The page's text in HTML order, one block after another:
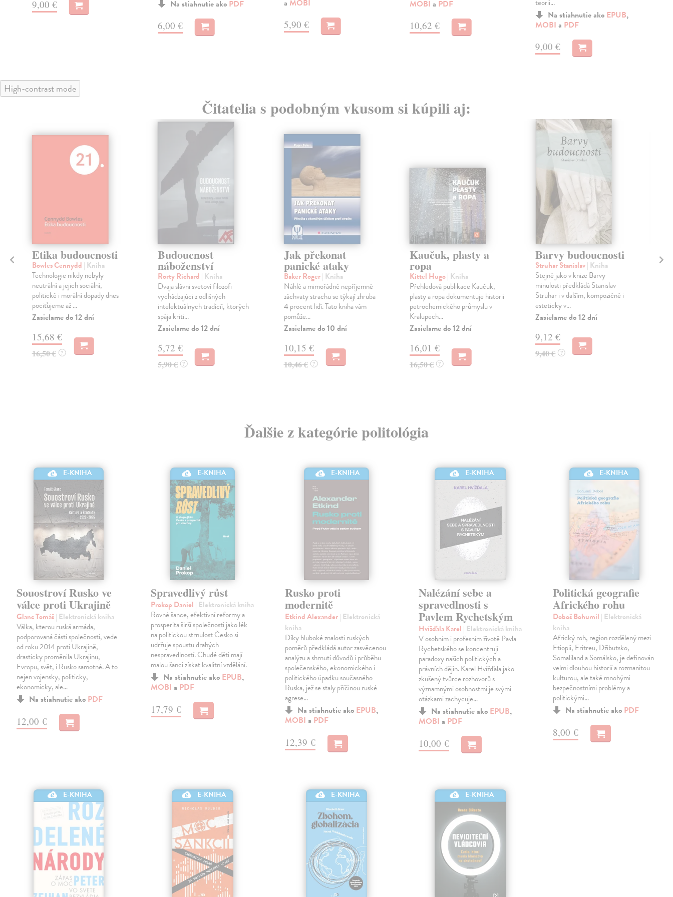
9,00 € Na stiahnutie ako PDF
6,00 €
a MOBI
5,90 €
MOBI a PDF
10,62 €
teorii...
Na stiahnutie ako EPUB,
MOBI a PDF
9,00 €
High-contrast mode
Čitatelia s podobným vkusom si kúpili aj:
Etika budoucnosti
Bowles Cennydd | Kniha
Technologie nikdy nebyly
neutrální a jejich sociální,
politické i morální dopady dnes
pociťujeme až ...
Zasielame do 12 dní
15,68 €
16,50 € ?
Budoucnost
náboženství
Rorty Richard | Kniha
Dvaja slávni svetoví filozofi
vychádzajúci z odlišných
intelektuálnych tradícií, ktorých
spája kriti...
Zasielame do 12 dní
5,72 €
5,90 € ?
Jak překonat
panické ataky
Baker Roger| Kniha
Náhlé a mimořádně nepříjemné
záchvaty strachu se týkají zhruba
4 procent lidí. Tato kniha vám
pomůže...
Zasielame do 10 dní
10,15 €
10,46 € ?
Kaučuk, plasty a
ropa
Kittel Hugo| Kniha
Přehledová publikace Kaučuk,
plasty a ropa dokumentuje historii
petrochemického průmyslu v
Kralupech...
Zasielame do 12 dní
16,01 €
16,50 € ?
Barvy budoucnosti
Struhar Stanislav| Kniha
Stejně jako v knize Barvy
minulosti předkládá Stanislav
Struhar i v dalším, kompozičně i
esteticky v...
Zasielame do 12 dní
9,12 €
9,40 € ?
Ďalšie z kategórie politológia
E-KNIHA
Souostroví Rusko ve
válce proti Ukrajině
Glanc Tomáš| Elektronická kniha
Válka, kterou ruská armáda,
podporovaná částí společnosti, vede
od roku 2014 proti Ukrajině,
drasticky proměnila Ukrajinu,
Evropu, svět, i Rusko samotné. A to
nejen vojensky, politicky,
ekonomicky, ale…
Na stiahnutie ako PDF
12,00 €
E-KNIHA
Spravedlivý růst
Prokop Daniel | Elektronická kniha
Rovné šance, efektivní reformy a
prosperita širší společnosti jako lék
na politickou strnulost Česko si
udržuje spoustu drahých
nespravedlností. Chudé děti mají
malou šanci získat kvalitní vzdělání.
Na stiahnutie ako EPUB,
MOBI a PDF
17,79 €
E-KNIHA
Rusko proti
modernitě
Etkind Alexander| Elektronická
kniha
Díky hluboké znalosti ruských
poměrů předkládá autor zasvěcenou
analýzu a shrnutí důvodů i průběhu
společenského, ekonomického i
politického úpadku současného
Ruska, jež se staly příčinou ruské
agrese…
Na stiahnutie ako EPUB,
MOBI a PDF
12,39 €
E-KNIHA
Nalézání sebe a
spravedlnosti s
Pavlem Rychetským
Hvížďala Karel | Elektronická kniha
V osobním i profesním životě Pavla
Rychetského se koncentrují
paradoxy našich politických a
právních dějin. Karel Hvížďala jako
zkušený tvůrce rozhovorů s
významnými osobnostmi je svými
otázkami zachycuje…
Na stiahnutie ako EPUB,
MOBI a PDF
10,00 €
E-KNIHA
Politická geografie
Afrického rohu
Doboš Bohumil | Elektronická
kniha
Africký roh, region rozdělený mezi
Etiopii, Eritreu, Džibutsko,
Somaliland a Somálsko, je definován
velmi dlouhou historií a rozmanitou
kulturou, ale také mnohými
bezpečnostními problémy a
politickými…
Na stiahnutie ako PDF
8,00 €
E-KNIHA E-KNIHA E-KNIHA E-KNIHA